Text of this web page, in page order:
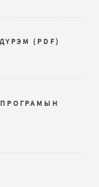
(PDF)
ПРОГРАМЫН